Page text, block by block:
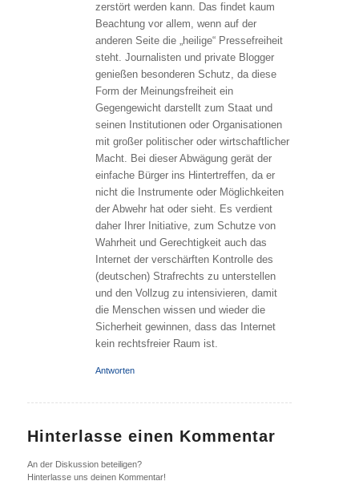
zerstört werden kann. Das findet kaum
Beachtung vor allem, wenn auf der
anderen Seite die „heilige“ Pressefreiheit
steht. Journalisten und private Blogger
genießen besonderen Schutz, da diese
Form der Meinungsfreiheit ein
Gegengewicht darstellt zum Staat und
seinen Institutionen oder Organisationen
mit großer politischer oder wirtschaftlicher
Macht. Bei dieser Abwägung gerät der
einfache Bürger ins Hintertreffen, da er
nicht die Instrumente oder Möglichkeiten
der Abwehr hat oder sieht. Es verdient
daher Ihrer Initiative, zum Schutze von
Wahrheit und Gerechtigkeit auch das
Internet der verschärften Kontrolle des
(deutschen) Strafrechts zu unterstellen
und den Vollzug zu intensivieren, damit
die Menschen wissen und wieder die
Sicherheit gewinnen, dass das Internet
kein rechtsfreier Raum ist.
Antworten
Hinterlasse einen Kommentar
An der Diskussion beteiligen?
Hinterlasse uns deinen Kommentar!